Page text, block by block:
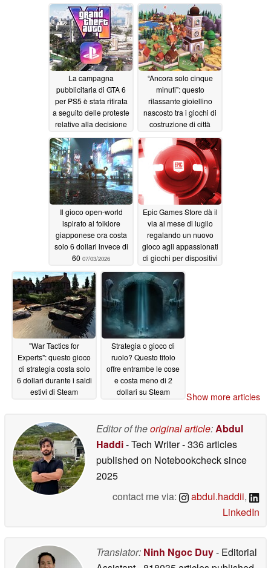
PlayStation07/07/2026
La campagna
pubblicitaria di GTA 6
per PS5 è stata ritirata
a seguito delle proteste
relative alla decisione
fine alla produzione
dei giochi in formato
fisico07/05/2026
“Ancora solo cinque
minuti”: questo
rilassante gioiellino
nascosto tra i giochi di
costruzione di città
volta a circa 2 dollari
su Steam07/03/2026
Il gioco open-world
ispirato al folklore
giapponese ora costa
solo 6 dollari invece di
60 07/03/2026
Epic Games Store dà il
via al mese di luglio
regalando un nuovo
gioco agli appassionati
di giochi per dispositivi
07/03/2026
"War Tactics for
Experts": questo gioco
di strategia costa solo
6 dollari durante i saldi
estivi di Steam
Strategia o gioco di
ruolo? Questo titolo
offre entrambe le cose
e costa meno di 2
dollari su Steam
Show more articles
Editor of theoriginal article:Abdul
Haddi- Tech Writer- 336 articles
published on Notebookchecksince
2025
contact me via:
abdul.haddii,
LinkedIn
Translator: Ninh Ngoc Duy- Editorial